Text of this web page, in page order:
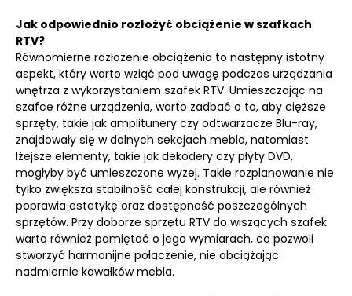
Jak odpowiednio rozłożyć obciążenie w szafkach
RTV?
Równomierne rozłożenie obciążenia to następny istotny
aspekt, który warto wziąć pod uwagę podczas urządzania
wnętrza z wykorzystaniem szafek RTV. Umieszczając na
szafce różne urządzenia, warto zadbać o to, aby cięższe
sprzęty, takie jak amplitunery czy odtwarzacze Blu-ray,
znajdowały się w dolnych sekcjach mebla, natomiast
lżejsze elementy, takie jak dekodery czy płyty DVD,
mogłyby być umieszczone wyżej. Takie rozplanowanie nie
tylko zwiększa stabilność całej konstrukcji, ale również
poprawia estetykę oraz dostępność poszczególnych
sprzętów. Przy doborze sprzętu RTV do wiszących szafek
warto również pamiętać o jego wymiarach, co pozwoli
stworzyć harmonijne połączenie, nie obciążając
nadmiernie kawałków mebla.